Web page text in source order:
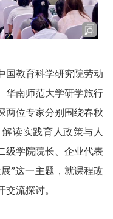
国教育科学研究院劳动
华南师范大学研学旅行
两位专家分别围绕春秋
读实践育人政策与人
级学院院长、企业代表
”这一主题，就课程改
流探讨。